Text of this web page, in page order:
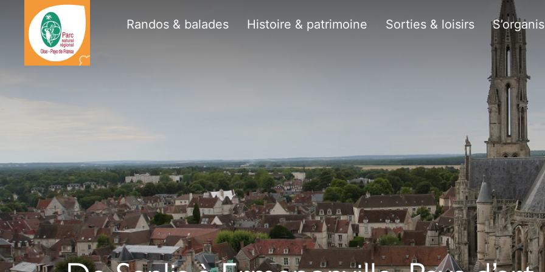
pays
de
France
Randos & balades Histoire & patrimoine Sorties & loisirs